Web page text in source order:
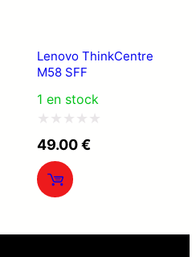
Lenovo ThinkCentre
M58 SFF
1 en stock
Note
0
sur
49.00€